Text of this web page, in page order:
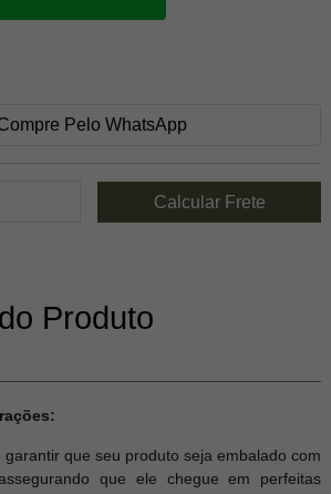
Pelo WhatsApp
Produto
garantir que seu produto seja embalado com
que ele chegue em perfeitas